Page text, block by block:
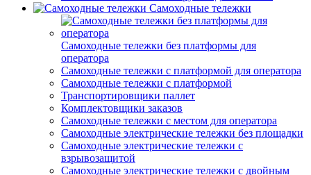
Самоходные тележки
Самоходные тележки без платформы для
оператора
Самоходные тележки с платформой для оператора
Самоходные тележки с платформой
Транспортировщики паллет
Комплектовщики заказов
Самоходные тележки с местом для оператора
Самоходные электрические тележки без площадки
Самоходные электрические тележки с
взрывозащитой
Самоходные электрические тележки с двойным